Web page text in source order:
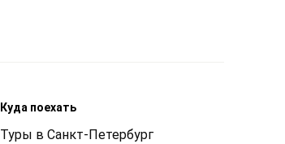
Куда поехать
Туры в Санкт-Петербург